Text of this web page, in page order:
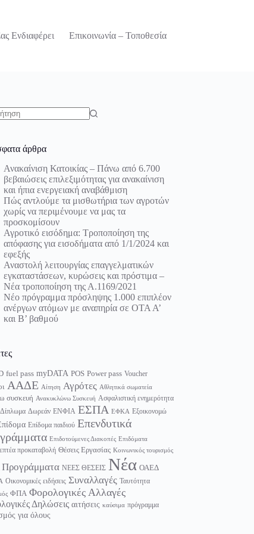
Ενδιαφέρει Επικοινωνία – Τοποθεσία
άρθρα
Ανακαίνιση Κατοικίας – Πάνω από 6.700
βεβαιώσεις επιλεξιμότητας για ανακαίνιση
και ήπια ενεργειακή αναβάθμιση
Πώς αντλούμε τα μισθωτήρια των αγροτών
χωρίς να περιμένουμε να μας τα
προσκομίσουν
Αγροτικό εισόδημα: Τροποποίηση της
απόφασης για εισοδήματα από 1/1/2024 και
εφεξής
Αναστολή λειτουργίας επαγγελματικών
εγκαταστάσεων, κυρώσεις και πρόστιμα –
Νέα τροποποίηση της Α.1169/2021
Νέο πρόγραμμα πρόσληψης 1.000 επιπλέον
ανέργων ατόμων με αναπηρία σε ΟΤΑ Α’
και Β’ βαθμού
fuel pass myDATA POS Power pass Voucher
ΑΑΔΕ Αίτηση Αγρότες Αθλητικά σωματεία
συσκευή Ανακυκλώνω Συσκευή Ασφαλιστική ενημερότητα
Δίπλωμα Δωρεάν ΕΝΦΙΑ ΕΣΠΑ ΕΦΚΑ Εξοικονομώ
Επίδομα παιδιού Επενδυτικά
Επιδοτούμενες Διακοπές Επιδόματα
προκαταβολή Θέσεις Εργασίας Κοινωνικός τουρισμός
ΝΕΕΣ ΘΕΣΕΙΣ Νέα ΟΑΕΔ
Οικονομικές ειδήσεις Συναλλαγές Ταυτότητα
ΦΠΑ Φορολογικές Αλλαγές
Δηλώσεις αιτήσεις καύσιμα πρόγραμμα
για όλους